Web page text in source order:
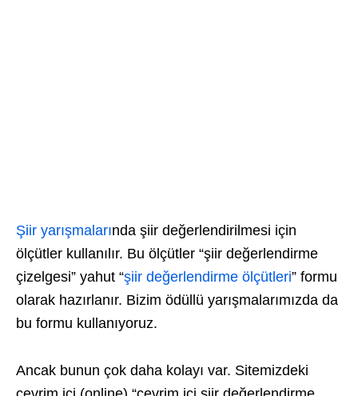
Şiir yarışmalarında şiir değerlendirilmesi için
ölçütler kullanılır. Bu ölçütler “şiir değerlendirme
çizelgesi” yahut “şiir değerlendirme ölçütleri” formu
olarak hazırlanır. Bizim ödüllü yarışmalarımızda da
bu formu kullanıyoruz.
Ancak bunun çok daha kolayı var. Sitemizdeki